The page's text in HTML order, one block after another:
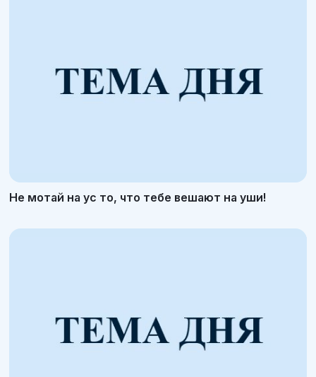
Не мотай на ус то, что тебе вешают на уши!